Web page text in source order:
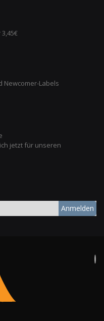
Newcomer-Labels
jetzt für unseren
Anmelden